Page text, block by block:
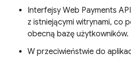
Interfejsy Web Payments
z istniejącymi witrynami, co
obecną bazę użytkowników.
W przeciwieństwie do